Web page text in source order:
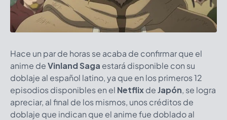
Hace un par de horas se acaba de confirmar que el
anime deVinland Saga estará disponible con su
doblaje al español latino, ya que en los primeros 12
episodios disponibles en el NetflixdeJapón, se logra
apreciar, al final de los mismos, unos créditos de
doblaje que indican que el anime fue doblado al